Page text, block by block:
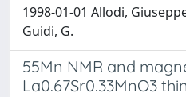
1998-01-01 Allodi,
Guidi, G.
55Mn NMR and
La0.67Sr0.33MnO3